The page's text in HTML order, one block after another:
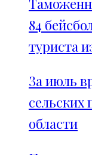
84
туриста
За июль
сельских
области